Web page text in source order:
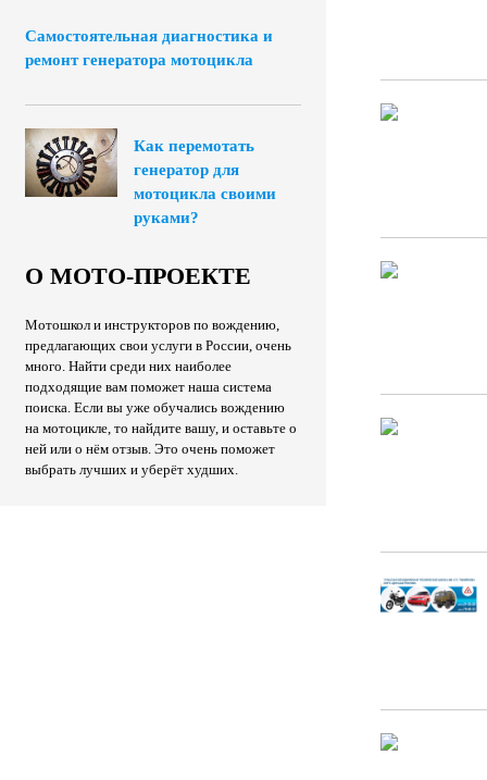
Самостоятельная диагностика и
ремонт генератора мотоцикла
Как перемотать
генератор для
мотоцикла своими
руками?
О МОТО-ПРОЕКТЕ
Мотошкол и инструкторов по вождению,
предлагающих свои услуги в России, очень
много. Найти среди них наиболее
подходящие вам поможет наша система
поиска. Если вы уже обучались вождению
на мотоцикле, то найдите вашу, и оставьте о
ней или о нём отзыв. Это очень поможет
выбрать лучших и уберёт худших.